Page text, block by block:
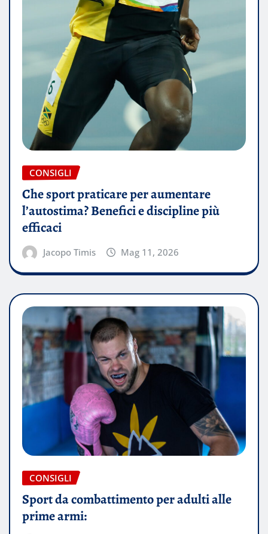
CONSIGLI
Che sport praticare per aumentare
l’autostima? Benefici e discipline più
efficaci
Jacopo Timis Mag 11, 2026
CONSIGLI
Sport da combattimento per adulti alle
prime armi: